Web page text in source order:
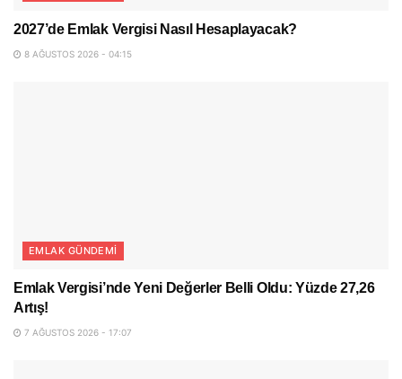
2027’de Emlak Vergisi Nasıl Hesaplayacak?
8 AĞUSTOS 2026 - 04:15
EMLAK GÜNDEMI
Emlak Vergisi’nde Yeni Değerler Belli Oldu: Yüzde 27,26
Artış!
7 AĞUSTOS 2026 - 17:07